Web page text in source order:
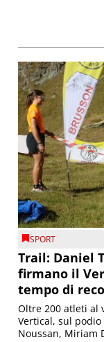
SPORT
Trail: Daniel
firmano il
tempo di
Oltre 200 atleti al
Vertical, sul
Noussan, Miriam